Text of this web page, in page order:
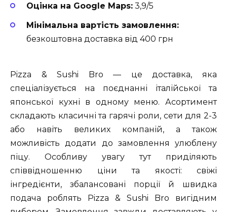
Оцінка на Google Maps: 3,9/5
Мінімальна вартість замовлення:
безкоштовна доставка від 400 грн
Pizza & Sushi Bro — це доставка, яка
спеціалізується на поєднанні італійської та
японської кухні в одному меню. Асортимент
складають класичні та гарячі роли, сети для 2-3
або навіть великих компаній, а також
можливість додати до замовлення улюблену
піцу. Особливу увагу тут приділяють
співвідношенню ціни та якості: свіжі
інгредієнти, збалансовані порції й швидка
подача роблять Pizza & Sushi Bro вигідним